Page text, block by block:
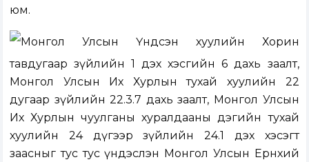
юм.
Монгол Улсын Үндсэн хуулийн Хорин
тавдугаар зүйлийн 1 дэх хэсгийн 6 дахь заалт,
Монгол Улсын Их Хурлын тухай хуулийн 22
дугаар зүйлийн 22.3.7 дахь заалт, Монгол Улсын
Их Хурлын чуулганы хуралдааны дэгийн тухай
хуулийн 24 дүгээр зүйлийн 24.1 дэх хэсэгт
заасныг тус тус үндэслэн Монгол Улсын Ерөнхий